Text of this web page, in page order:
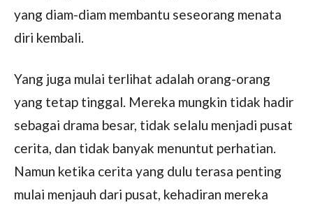
yang diam-diam membantu seseorang menata
diri kembali.
Yang juga mulai terlihat adalah orang-orang
yang tetap tinggal. Mereka mungkin tidak hadir
sebagai drama besar, tidak selalu menjadi pusat
cerita, dan tidak banyak menuntut perhatian.
Namun ketika cerita yang dulu terasa penting
mulai menjauh dari pusat, kehadiran mereka